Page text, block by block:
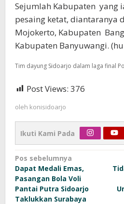
Sejumlah Kabupaten yang
pesaing ketat, diantaranya
Mojokerto, Kabupaten
Kabupaten Banyuwangi.
Tim dayung Sidoarjo dalam laga final
Post Views: 376
oleh konisidoarjo
Ikuti Kami Pada
Navigasi
pos
Pos sebelumnya
Dapat Medali Emas,
Pasangan Bola Voli
Pantai Putra Sidoarjo
Taklukkan Surabaya